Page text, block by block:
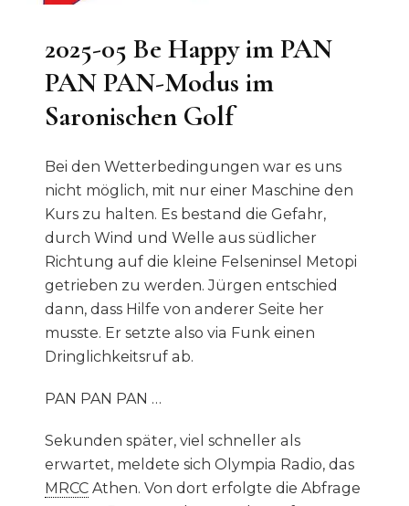
2025-05 Be Happy im PAN
PAN PAN-Modus im
Saronischen Golf
Bei den Wetterbedingungen war es uns
nicht möglich, mit nur einer Maschine den
Kurs zu halten. Es bestand die Gefahr,
durch Wind und Welle aus südlicher
Richtung auf die kleine Felseninsel Metopi
getrieben zu werden. Jürgen entschied
dann, dass Hilfe von anderer Seite her
musste. Er setzte also via Funk einen
Dringlichkeitsruf ab.
PAN PAN PAN …
Sekunden später, viel schneller als
erwartet, meldete sich Olympia Radio, das
MRCC Athen. Von dort erfolgte die Abfrage